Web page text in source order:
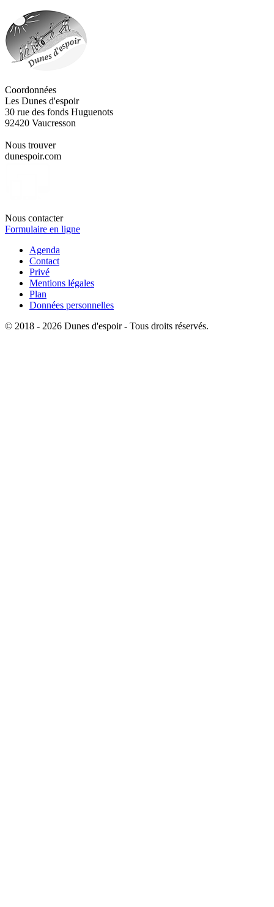
Coordonnées
Les Dunes d'espoir
30 rue des fonds Huguenots
92420 Vaucresson
Nous trouver
dunespoir.com
Nous contacter
Formulaire en ligne
Agenda
Contact
Privé
Mentions légales
Plan
Données personnelles
© 2018 - 2026 Dunes d'espoir - Tous droits réservés.